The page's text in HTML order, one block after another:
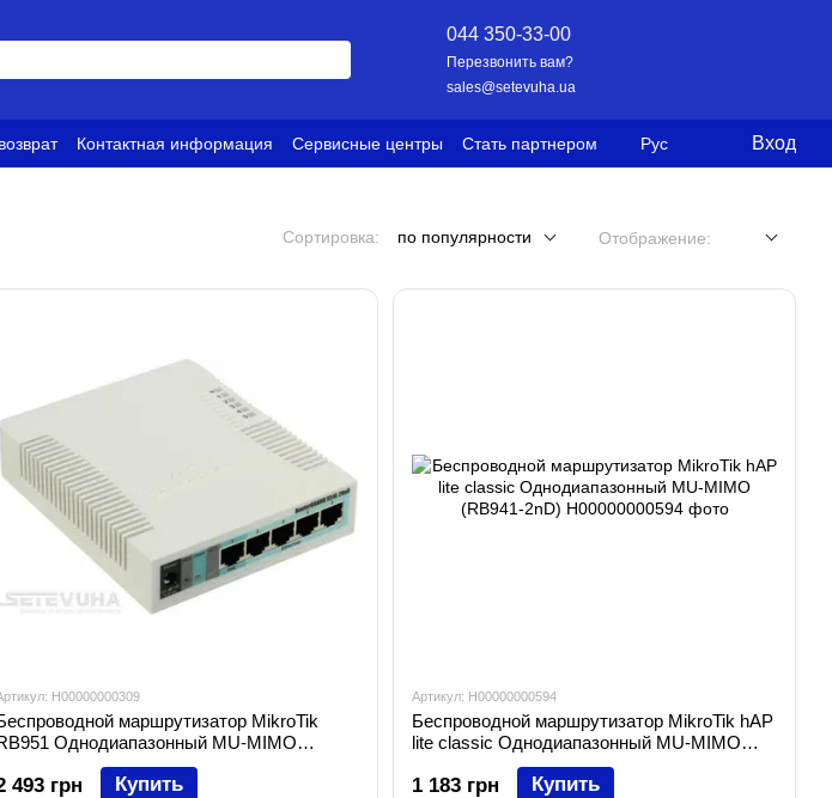
044 350-33-00
Перезвонить вам?
sales@setevuha.ua
Контактная информация Сервисные центры
Стать партнером
Рус Вход
Сортировка: по популярности Отображение:
H00000000309
маршрутизатор MikroTik
Однодиапазонный MU-MIMO
(RB951Ui-2HnD)
493 грн Купить
Артикул: H00000000594
Беспроводной маршрутизатор MikroTik hAP
lite classic Однодиапазонный MU-MIMO
1 183 грн Купить